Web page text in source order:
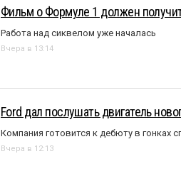
Фильм о Формуле 1 должен
Работа над сиквелом уже началась
Вчера в 13:14
Ford дал послушать двигатель
Компания готовится к дебюту в гонках
Вчера в 12:13